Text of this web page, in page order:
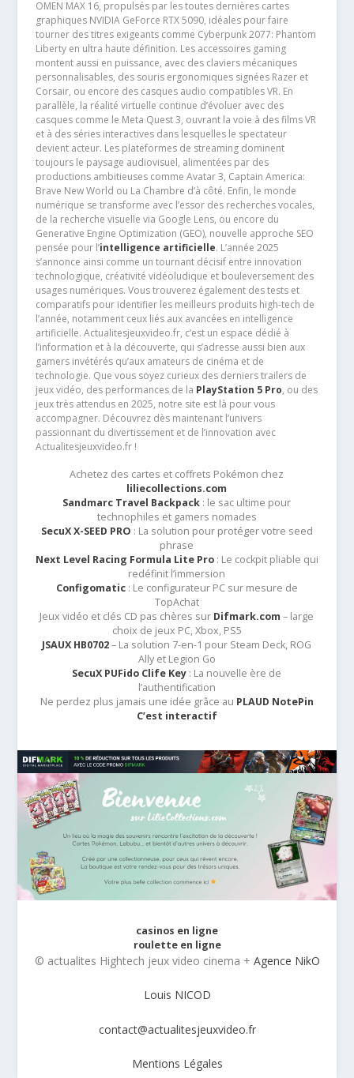
OMEN MAX 16, propulsés par les toutes dernières cartes
graphiques NVIDIA GeForce RTX 5090, idéales pour faire
tourner des titres exigeants comme Cyberpunk 2077: Phantom
Liberty en ultra haute définition. Les accessoires gaming
montent aussi en puissance, avec des claviers mécaniques
personnalisables, des souris ergonomiques signées Razer et
Corsair, ou encore des casques audio compatibles VR. En
parallèle, la réalité virtuelle continue d’évoluer avec des
casques comme le Meta Quest 3, ouvrant la voie à des films VR
et à des séries interactives dans lesquelles le spectateur
devient acteur. Les plateformes de streaming dominent
toujours le paysage audiovisuel, alimentées par des
productions ambitieuses comme Avatar 3, Captain America:
Brave New World ou La Chambre d’à côté. Enfin, le monde
numérique se transforme avec l’essor des recherches vocales,
de la recherche visuelle via Google Lens, ou encore du
Generative Engine Optimization (GEO), nouvelle approche SEO
pensée pour l’intelligence artificielle. L’année 2025
s’annonce ainsi comme un tournant décisif entre innovation
technologique, créativité vidéoludique et bouleversement des
usages numériques. Vous trouverez également des tests et
comparatifs pour identifier les meilleurs produits high-tech de
l’année, notamment ceux liés aux avancées en intelligence
artificielle. Actualitesjeuxvideo.fr, c’est un espace dédié à
l’information et à la découverte, qui s’adresse aussi bien aux
gamers invétérés qu’aux amateurs de cinéma et de
technologie. Que vous soyez curieux des derniers trailers de
jeux vidéo, des performances de la PlayStation 5 Pro, ou des
jeux très attendus en 2025, notre site est là pour vous
accompagner. Découvrez dès maintenant l’univers
passionnant du divertissement et de l’innovation avec
Actualitesjeuxvideo.fr !
Achetez des cartes et coffrets Pokémon chez
liliecollections.com
Sandmarc Travel Backpack : le sac ultime pour
technophiles et gamers nomades
SecuX X-SEED PRO : La solution pour protéger votre seed
phrase
Next Level Racing Formula Lite Pro: Le cockpit pliable qui
redéfinit l’immersion
Configomatic: Le configurateur PC sur mesure de
TopAchat
Jeux vidéo et clés CD pas chères sur Difmark.com – large
choix de jeux PC, Xbox, PS5
JSAUX HB0702– La solution 7-en-1 pour Steam Deck, ROG
Ally et Legion Go
SecuX PUFido Clife Key : La nouvelle ère de
l’authentification
Ne perdez plus jamais une idée grâce au PLAUD NotePin
C’est interactif
casinos en ligne
roulette en ligne
© actualites Hightech jeux video cinema + Agence NikO
Louis NICOD
contact@actualitesjeuxvideo.fr
Mentions Légales